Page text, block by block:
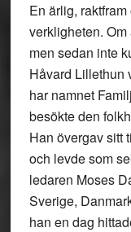
En ärlig,
verkligheten.
men sedan inte
Håvard Lillethun
har namnet
besökte den
Han övergav sitt
och levde som
ledaren Moses
Sverige,
han en dag